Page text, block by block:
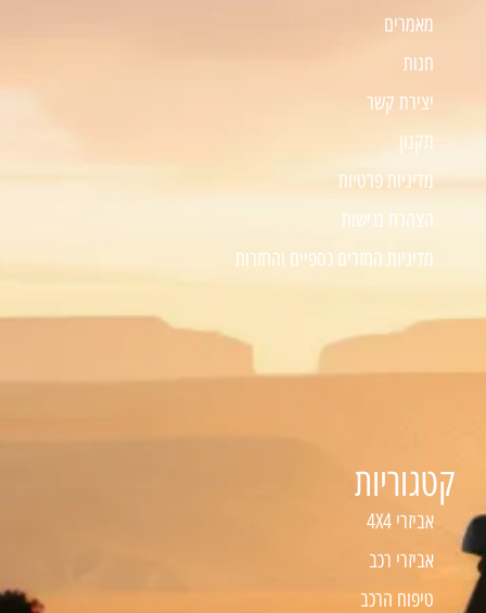
מאמרים
חנות
יצירת קשר
תקנון
מדיניות פרטיות
הצהרת נגישות
מדיניות החזרים כספיים והחזרות
קטגוריות
אביזרי 4X4
אביזרי רכב
טיפוח הרכב